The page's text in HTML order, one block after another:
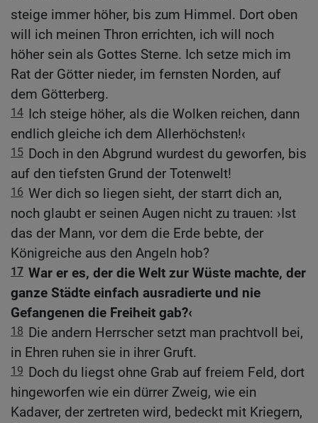
steige immer höher, bis zum Himmel. Dort oben
will ich meinen Thron errichten, ich will noch
höher sein als Gottes Sterne. Ich setze mich im
Rat der Götter nieder, im fernsten Norden, auf
dem Götterberg.
14 Ich steige höher, als die Wolken reichen, dann
endlich gleiche ich dem Allerhöchsten!‹
15 Doch in den Abgrund wurdest du geworfen, bis
auf den tiefsten Grund der Totenwelt!
16 Wer dich so liegen sieht, der starrt dich an,
noch glaubt er seinen Augen nicht zu trauen: ›Ist
das der Mann, vor dem die Erde bebte, der
Königreiche aus den Angeln hob?
17 War er es, der die Welt zur Wüste machte, der
ganze Städte einfach ausradierte und nie
Gefangenen die Freiheit gab?‹
18 Die andern Herrscher setzt man prachtvoll bei,
in Ehren ruhen sie in ihrer Gruft.
19 Doch du liegst ohne Grab auf freiem Feld, dort
hingeworfen wie ein dürrer Zweig, wie ein
Kadaver, der zertreten wird, bedeckt mit Kriegern,